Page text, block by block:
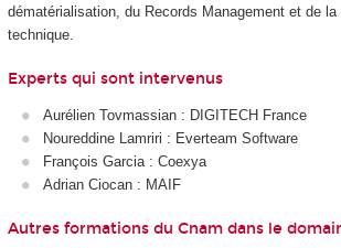
dématérialisation, du Records Management et de la
technique.
Experts qui sont intervenus
Aurélien Tovmassian : DIGITECH France
Noureddine Lamriri : Everteam Software
François Garcia : Coexya
Adrian Ciocan : MAIF
Autres formations du Cnam dans le